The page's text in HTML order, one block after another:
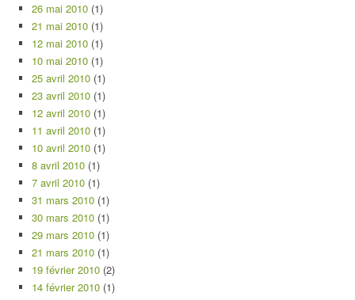
26 mai 2010 (1)
21 mai 2010 (1)
12 mai 2010 (1)
10 mai 2010 (1)
25 avril 2010 (1)
23 avril 2010 (1)
12 avril 2010 (1)
11 avril 2010 (1)
10 avril 2010 (1)
8 avril 2010 (1)
7 avril 2010 (1)
31 mars 2010 (1)
30 mars 2010 (1)
29 mars 2010 (1)
21 mars 2010 (1)
19 février 2010 (2)
14 février 2010 (1)